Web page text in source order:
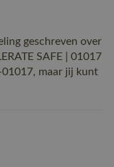
geschreven over
SAFE | 01017
maar jij kunt